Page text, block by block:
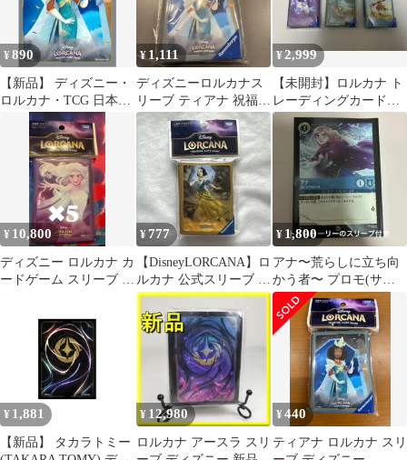
Tiana
¥890
【新品】 ディズニー・
ロルカナ・TCG 日本語
版 公式カードスリーブ
ティアナ 祝福のプリン
セス 佐賀
¥ 1,111
ディズニーロルカナス
リーブ ティアナ 祝福の
プリンセス
¥2,999
【未開封】ロルカナ ト
レーディングカードス
リーブ 3パックセット
¥ 10,800
ディズニー ロルカナ カ
ードゲーム スリーブ 公
¥777
【DisneyLORCANA】ロ
ルカナ 公式スリーブ 白
雪姫 【新品未開封品】
¥ 1,800
アナ〜荒らしに立ち向
かう者〜 プロモ(サイ
ンカード)ディズニーロ
ルカナ スリーブ
¥ 1,881
【新品】 タカラトミー
¥ 12,980
ロルカナ アースラ スリ
¥440
ティアナ ロルカナ スリ